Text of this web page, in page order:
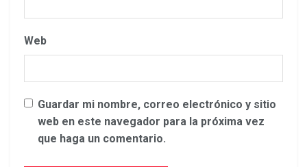
Web
Guardar mi nombre, correo electrónico y sitio
web en este navegador para la próxima vez
que haga un comentario.